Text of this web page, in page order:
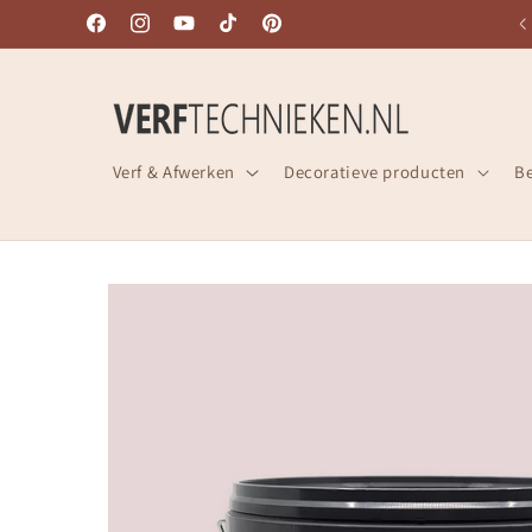
Meteen
naar de
content
FacebookInstagramYouTubeTikTokPinterest
SNELLE LEVERING UIT VOORRAAD!
Verf & Afwerken Decoratieve producten